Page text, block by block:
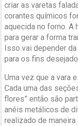
criar as varetas
corantes químicos
aquecida no forno. A
para gerar a forma
Isso vai depender
para os fins
Uma vez que a vara
Cada uma das
flores” então são
anéis metálicos de
realizado de